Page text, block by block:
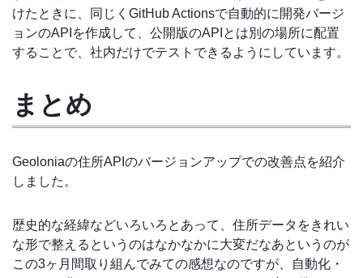
けたときに、同じくGitHub Actionsで自動的に開発バージ
ョンのAPIを作成して、公開版のAPIとは別の場所に配置
することで、社内だけでテストできるようにしています。
まとめ
Geoloniaの住所APIのバージョンアップでの改善点を紹介
しました。
歴史的な経緯などいろいろとあって、住所データをきれい
な形で整えるというのはなかなかに大変だなあというのが
この3ヶ月間取り組んでみての感想なのですが、自動化・